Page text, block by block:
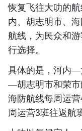
恢复飞往大叻的
内、胡志明市、
航线，为民众和
行选择。
具体的是，河内—
—胡志明市和荣市
海防航线每周运
周运营3班往返航